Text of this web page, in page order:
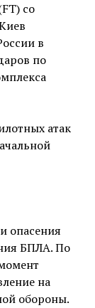
со
в
по
атак
опасения
БПЛА. По
на
обороны.